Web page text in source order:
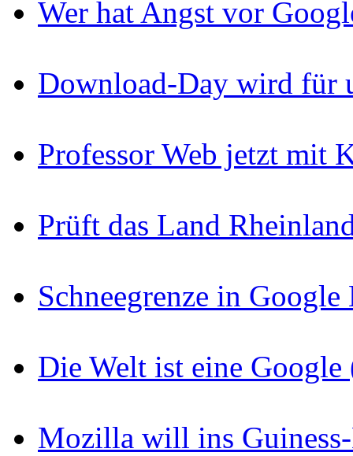
Wer hat Angst vor
Download-Day wird für
Professor Web jetzt mit
Prüft das Land
Schneegrenze in Google
Die Welt ist eine
Mozilla will ins